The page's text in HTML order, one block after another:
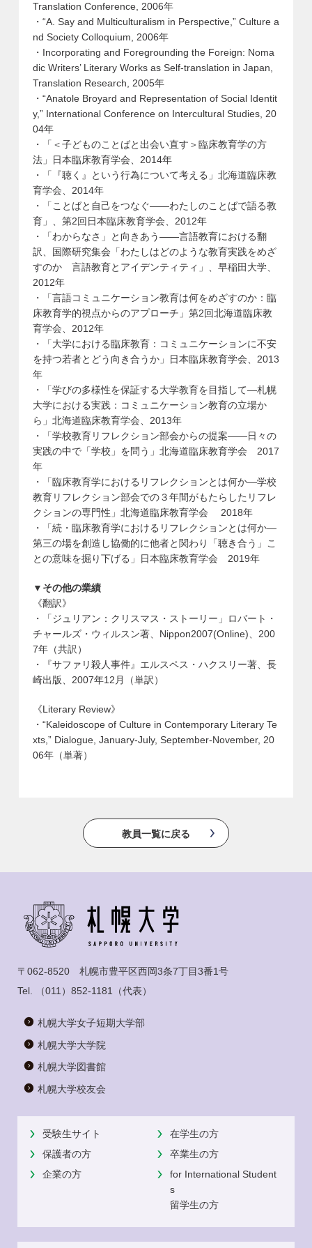
Translation Conference, 2006年
・“A. Say and Multiculturalism in Perspective,” Culture a
nd Society Colloquium, 2006年
・Incorporating and Foregrounding the Foreign: Noma
dic Writers’ Literary Works as Self-translation in Japan,
Translation Research, 2005年
・“Anatole Broyard and Representation of Social Identit
y,” International Conference on Intercultural Studies, 20
04年
・「＜子どものことばと出会い直す＞臨床教育学の方
法」日本臨床教育学会、2014年
・「『聴く』という行為について考える」北海道臨床教
育学会、2014年
・「ことばと自己をつなぐ——わたしのことばで語る教
育」、第2回日本臨床教育学会、2012年
・「わからなさ」と向きあう——言語教育における翻
訳、国際研究集会「わたしはどのような教育実践をめざ
すのか 言語教育とアイデンティティ」、早稲田大学、
2012年
・「言語コミュニケーション教育は何をめざすのか：臨
床教育学的視点からのアプローチ」第2回北海道臨床教
育学会、2012年
・「大学における臨床教育：コミュニケーションに不安
を持つ若者とどう向き合うか」日本臨床教育学会、2013
年
・「学びの多様性を保証する大学教育を目指して―札幌
大学における実践：コミュニケーション教育の立場か
ら」北海道臨床教育学会、2013年
・「学校教育リフレクション部会からの提案——日々の
実践の中で「学校」を問う」北海道臨床教育学会 2017
年
・「臨床教育学におけるリフレクションとは何か—学校
教育リフレクション部会での３年間がもたらしたリフレ
クションの専門性」北海道臨床教育学会 2018年
・「続・臨床教育学におけるリフレクションとは何か—
第三の場を創造し協働的に他者と関わり「聴き合う」こ
との意味を掘り下げる」日本臨床教育学会 2019年
▼その他の業績
《翻訳》
・「ジュリアン：クリスマス・ストーリー」ロバート・
チャールズ・ウィルスン著、Nippon2007(Online)、200
7年（共訳）
・『サファリ殺人事件』エルスペス・ハクスリー著、長
崎出版、2007年12月（単訳）
《Literary Review》
・“Kaleidoscope of Culture in Contemporary Literary Te
xts,” Dialogue, January-July, September-November, 20
06年（単著）
教員一覧に戻る
〒062-8520 札幌市豊平区西岡3条7丁目3番1号
Tel.
（011）852-1181 （代表）
札幌大学女子短期大学部
札幌大学大学院
札幌大学図書館
札幌大学校友会
受験生サイト
在学生の方
保護者の方
卒業生の方
企業の方
for International Student
s
留学生の方